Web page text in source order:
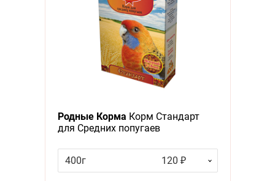
Родные Корма Корм Стандарт
для Средних попугаев
400г 120 ₽